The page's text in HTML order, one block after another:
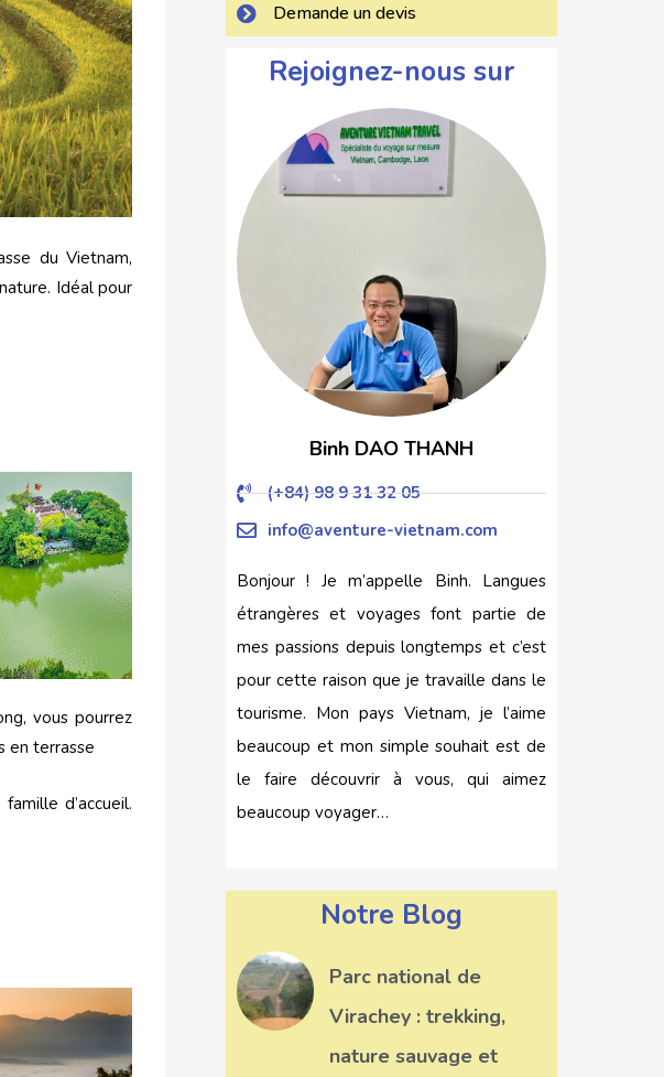
du Vietnam,
Idéal pour
vous pourrez
en terrasse
d’accueil.
Demande un devis
Rejoignez-nous sur
Binh DAO THANH
(+84) 98 9 31 32 05
info@aventure-vietnam.com
Bonjour ! Je m’appelle Binh. Langues
étrangères et voyages font partie de
mes passions depuis longtemps et c’est
pour cette raison que je travaille dans le
tourisme. Mon pays Vietnam, je l’aime
beaucoup et mon simple souhait est de
le faire découvrir à vous, qui aimez
beaucoup voyager…
Notre Blog
Parc national de
Virachey : trekking,
nature sauvage et